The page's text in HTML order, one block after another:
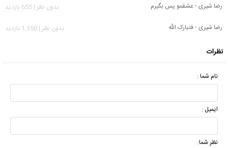
رضا شیری - عشقمو پس بگیرم
بدون نظر | 655 بازدید
رضا شیری - فتبارک الله
بدون نظر | 1,350 بازدید
نظرات
نام شما :
ایمیل :
نظر شما: